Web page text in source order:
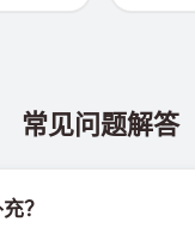
常见问题解答
？